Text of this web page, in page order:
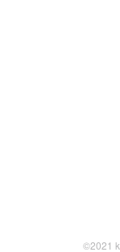
©2021